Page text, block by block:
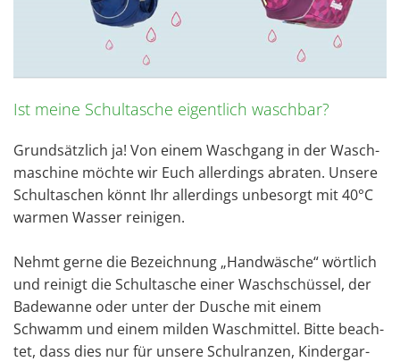
Ist meine Schul­ta­sche ei­gent­lich wasch­bar?
Grund­sätz­lich ja! Von einem Wasch­gang in der Wasch­
ma­schi­ne möch­te wir Euch al­ler­dings ab­ra­ten. Un­se­re
Schul­ta­schen könnt Ihr al­ler­dings un­be­sorgt mit 40°C
war­men Was­ser rei­ni­gen.
Nehmt gerne die Be­zeich­nung „Hand­wä­sche“ wört­lich
und rei­nigt die Schul­ta­sche einer Wasch­schüs­sel, der
Ba­de­wan­ne oder unter der Du­sche mit einem
Schwamm und einem mil­den Wasch­mit­tel. Bitte be­ach­
tet, dass dies nur für un­se­re Schul­ran­zen, Kin­der­gar­